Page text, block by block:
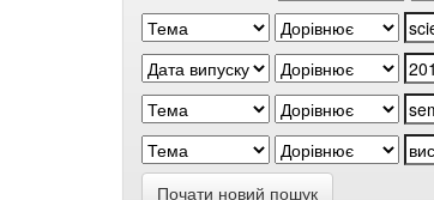
Почати новий пошук